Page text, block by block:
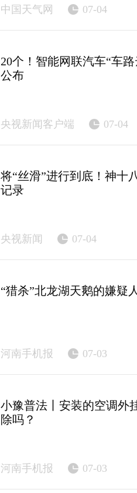
中国天气网 07-04
20个！智能网联汽车“车
公布
央视新闻客户端 07-04
将“丝滑”进行到底！神十
记录
央视新闻 07-04
“猎杀”北龙湖天鹅的嫌疑
河南手机报 07-03
小豫普法丨安装的空调外
除吗？
河南手机报 07-03